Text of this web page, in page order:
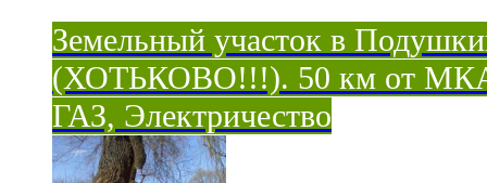
Земельный участок в
(ХОТЬКОВО!!!). 50 км от
ГАЗ, Электричество